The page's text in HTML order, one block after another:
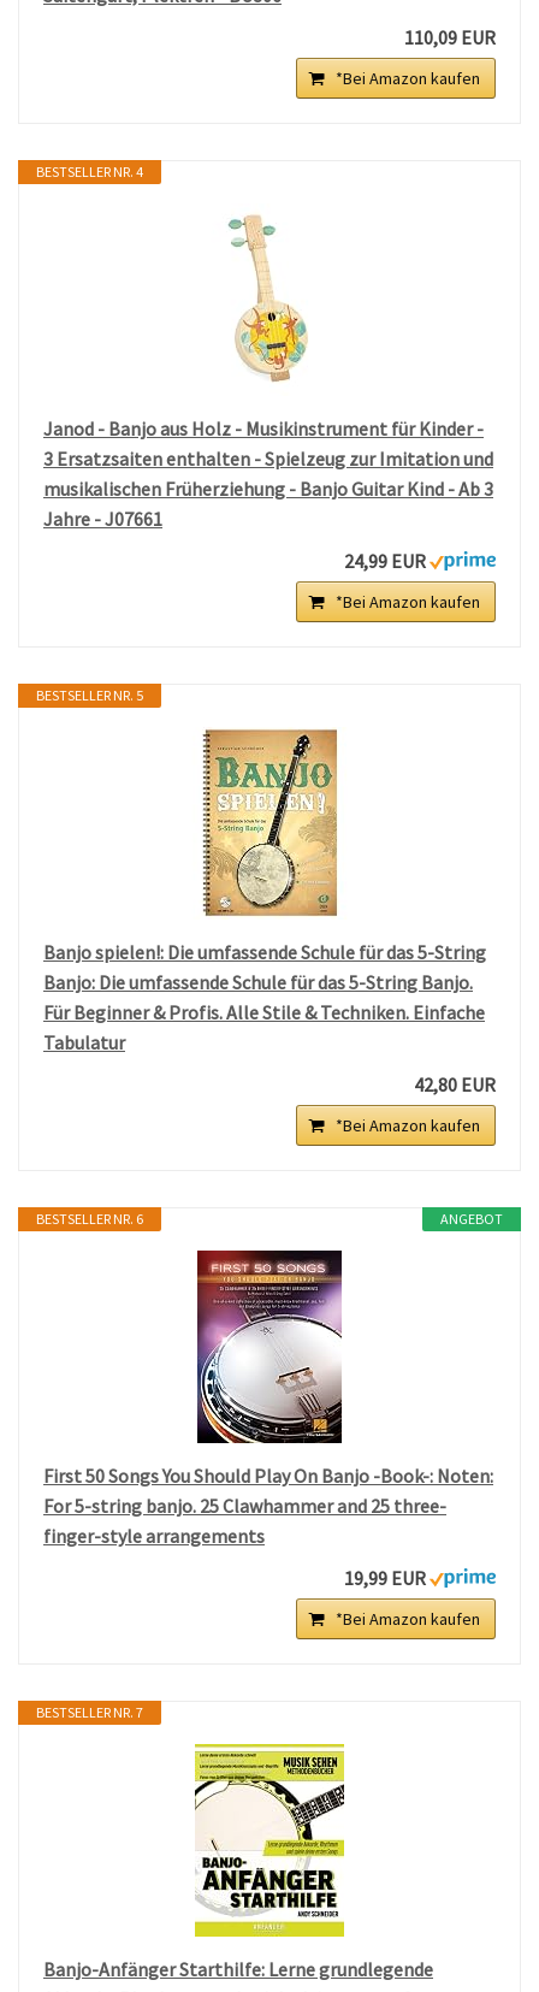
110,09 EUR
*Bei Amazon kaufen
BESTSELLER NR. 4
Janod - Banjo aus Holz - Musikinstrument für Kinder -
3 Ersatzsaiten enthalten - Spielzeug zur Imitation und
musikalischen Früherziehung - Banjo Guitar Kind - Ab 3
Jahre - J07661
24,99 EUR
*Bei Amazon kaufen
BESTSELLER NR. 5
Banjo spielen!: Die umfassende Schule für das 5-String
Banjo: Die umfassende Schule für das 5-String Banjo.
Für Beginner & Profis. Alle Stile & Techniken. Einfache
Tabulatur
42,80 EUR
*Bei Amazon kaufen
ANGEBOT
BESTSELLER NR. 6
First 50 Songs You Should Play On Banjo -Book-: Noten:
For 5-string banjo. 25 Clawhammer and 25 three-
finger-style arrangements
19,99 EUR
*Bei Amazon kaufen
BESTSELLER NR. 7
Banjo-Anfänger Starthilfe: Lerne grundlegende